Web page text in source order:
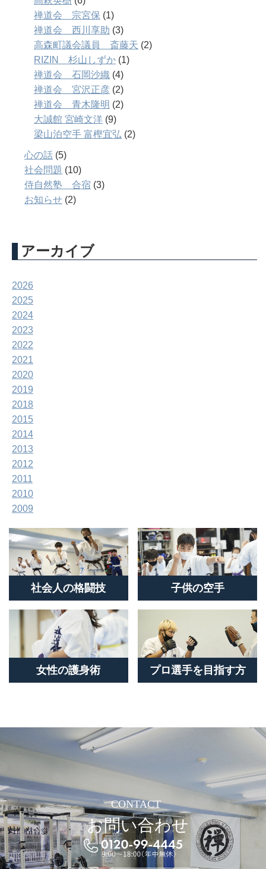
禅道会 宗宮保 (1)
禅道会 西川享助 (3)
高森町議会議員 斎藤天 (2)
RIZIN 杉山しずか (1)
禅道会 石岡沙織 (4)
禅道会 宮沢正彦 (2)
禅道会 青木隆明 (2)
大誠館 宮崎文洋 (9)
梁山泊空手 富樫宜弘 (2)
心の話 (5)
社会問題 (10)
侍自然塾 合宿 (3)
お知らせ (2)
アーカイブ
2026
2025
2024
2023
2022
2021
2020
2019
2018
2015
2014
2013
2012
2011
2010
2009
社会人の格闘技 子供の空手
女性の護身術 プロ選手を目指す方
CONTACT
お問い合わせ